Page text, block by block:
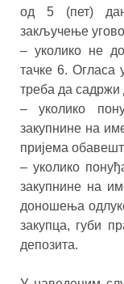
од 5 (пет)
закључење
– уколико не
тачке 6. Огласа
треба да садржи
– уколико
закупнине на
пријема
– уколико
закупнине на
доношења
закупца, губи
депозита.